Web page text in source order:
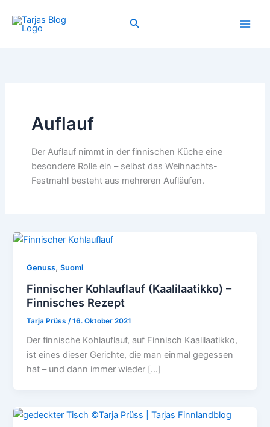
Inhalt
springen
Suchen
Auflauf
Der Auflauf nimmt in der finnischen Küche eine
besondere Rolle ein – selbst das Weihnachts-
Festmahl besteht aus mehreren Aufläufen.
Genuss,Suomi
Finnischer Kohlauflauf (Kaalilaatikko) –
Finnisches Rezept
Tarja Prüss /16. Oktober 2021
Der finnische Kohlauflauf, auf Finnisch Kaalilaatikko,
ist eines dieser Gerichte, die man einmal gegessen
hat – und dann immer wieder […]